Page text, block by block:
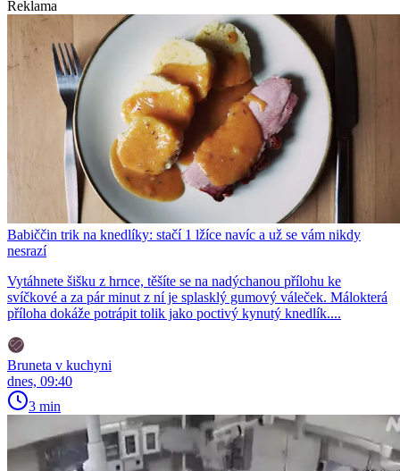
Reklama
Babiččin trik na knedlíky: stačí 1 lžíce navíc a už se vám nikdy
nesrazí
Vytáhnete šišku z hrnce, těšíte se na nadýchanou přílohu ke
svíčkové a za pár minut z ní je splasklý gumový váleček. Málokterá
příloha dokáže potrápit tolik jako poctivý kynutý knedlík....
Bruneta v kuchyni
dnes, 09:40
3 min